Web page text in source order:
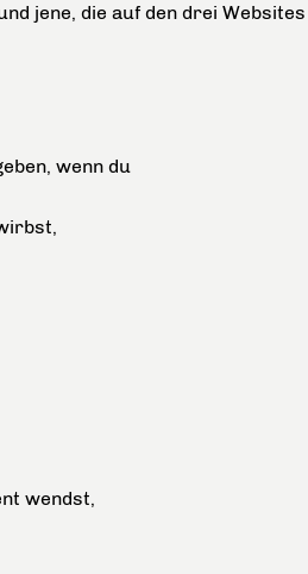
jene, die auf den drei Websites
wenn du
wendst,